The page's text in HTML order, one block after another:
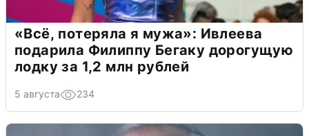
«Всё, потеряла я мужа»: Ивлеева
подарила Филиппу Бегаку дорогущую
лодку за 1,2 млн рублей
5 августа 234